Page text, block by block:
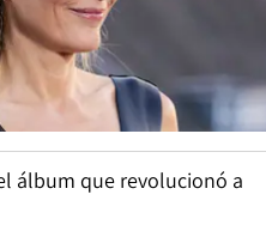
álbum que revolucionó a